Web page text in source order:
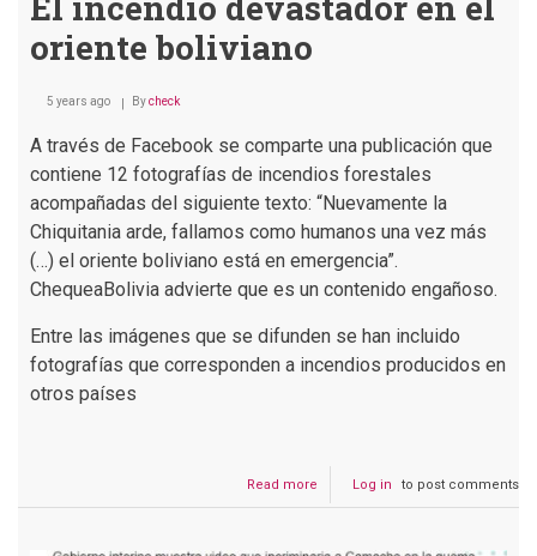
oriente boliviano
5 years ago Bycheck
A través de Facebook se comparte una publicación que
contiene 12 fotografías de incendios forestales
acompañadas del siguiente texto: “Nuevamente la
Chiquitania arde, fallamos como humanos una vez más
(…) el oriente boliviano está en emergencia”.
ChequeaBolivia advierte que es un contenido engañoso.
Entre las imágenes que se difunden se han incluido
fotografías que corresponden a incendios producidos en
otros países
Read more
El
Log in to post comments